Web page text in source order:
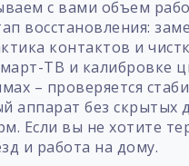
с вами объем
восстановления:
контактов и
ТВ и калибровке
– проверяется
аппарат без скрытых
Если вы не хотите
и работа на дому.